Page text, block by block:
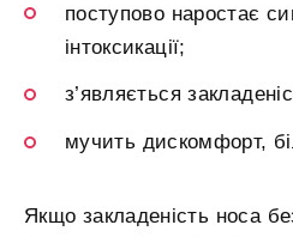
поступово наростає
інтоксикації;
з’являється
мучить дискомфорт,
Якщо закладеність носа